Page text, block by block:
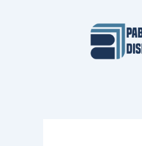
navigation